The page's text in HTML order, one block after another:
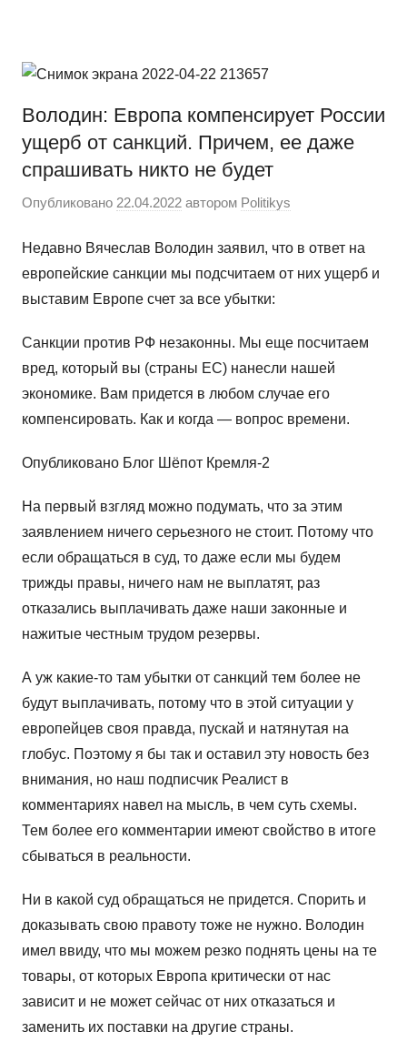
содержимому
сайт
WordPress
Володин: Европа компенсирует России
ущерб от санкций. Причем, ее даже
спрашивать никто не будет
Опубликовано 22.04.2022 автором Politikys
Недавно Вячеслав Володин заявил, что в ответ на
европейские санкции мы подсчитаем от них ущерб и
выставим Европе счет за все убытки:
Санкции против РФ незаконны. Мы еще посчитаем
вред, который вы (страны ЕС) нанесли нашей
экономике. Вам придется в любом случае его
компенсировать. Как и когда — вопрос времени.
Опубликовано Блог Шёпот Кремля-2
На первый взгляд можно подумать, что за этим
заявлением ничего серьезного не стоит. Потому что
если обращаться в суд, то даже если мы будем
трижды правы, ничего нам не выплатят, раз
отказались выплачивать даже наши законные и
нажитые честным трудом резервы.
А уж какие-то там убытки от санкций тем более не
будут выплачивать, потому что в этой ситуации у
европейцев своя правда, пускай и натянутая на
глобус. Поэтому я бы так и оставил эту новость без
внимания, но наш подписчик Реалист в
комментариях навел на мысль, в чем суть схемы.
Тем более его комментарии имеют свойство в итоге
сбываться в реальности.
Ни в какой суд обращаться не придется. Спорить и
доказывать свою правоту тоже не нужно. Володин
имел ввиду, что мы можем резко поднять цены на те
товары, от которых Европа критически от нас
зависит и не может сейчас от них отказаться и
заменить их поставки на другие страны.